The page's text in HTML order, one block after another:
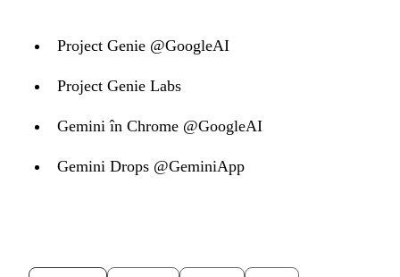
Project Genie @GoogleAI
Project Genie Labs
Gemini în Chrome @GoogleAI
Gemini Drops @GeminiApp